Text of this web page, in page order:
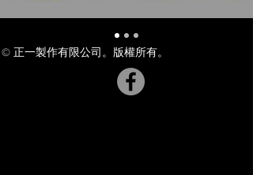
© 正一製作有限公司。版權所有。